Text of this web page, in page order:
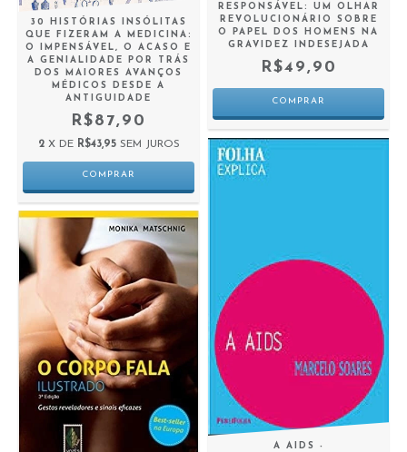
30 HISTÓRIAS INSÓLITAS
QUE FIZERAM A MEDICINA:
O IMPENSÁVEL, O ACASO E
A GENIALIDADE POR TRÁS
DOS MAIORES AVANÇOS
MÉDICOS DESDE A
ANTIGUIDADE
R$87,90
2 X DE R$43,95 SEM JUROS
RESPONSÁVEL: UM OLHAR
REVOLUCIONÁRIO SOBRE
O PAPEL DOS HOMENS NA
GRAVIDEZ INDESEJADA
R$49,90
A AIDS -